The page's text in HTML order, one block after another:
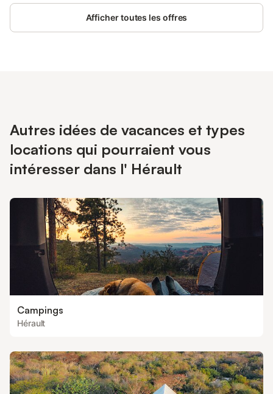
Vieussan, baignade SP en rivière (l'Orb), base de canöe-Kayak
à Tarassac à 5 km, Roquebrun et son jardin méditérranéen à 9
km, les Gorges d'Héric à 5 km, le Caroux, le Parc Naturel du
Afficher toutes les offres
Autres idées de vacances et types
locations qui pourraient vous
intéresser dans l' Hérault
Campings
Hérault